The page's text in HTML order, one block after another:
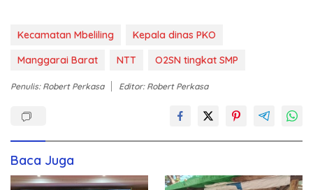
Kecamatan Mbeliling
Kepala dinas PKO
Manggarai Barat
NTT O2SN tingkat SMP
Penulis: Robert Perkasa Editor: Robert Perkasa
Baca Juga